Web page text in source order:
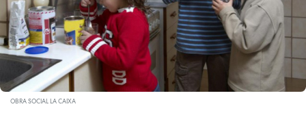
OBRA SOCIAL LA CAIXA